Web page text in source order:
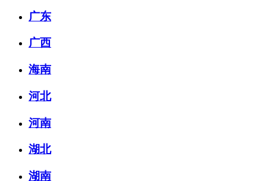
广东
广西
海南
河北
河南
湖北
湖南